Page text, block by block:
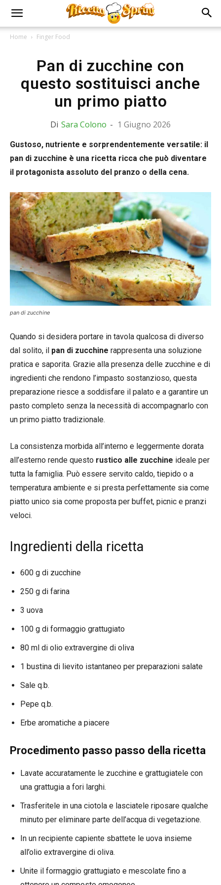
Home Finger Food
Pan di zucchine con
questo sostituisci anche
un primo piatto
Di Sara Colono - 1 Giugno 2026
Gustoso, nutriente e sorprendentemente versatile: il
pan di zucchine è una ricetta ricca che può diventare
il protagonista assoluto del pranzo o della cena.
pan di zucchine
Quando si desidera portare in tavola qualcosa di diverso
dal solito, il pan di zucchine rappresenta una soluzione
pratica e saporita. Grazie alla presenza delle zucchine e di
ingredienti che rendono l’impasto sostanzioso, questa
preparazione riesce a soddisfare il palato e a garantire un
pasto completo senza la necessità di accompagnarlo con
un primo piatto tradizionale.
La consistenza morbida all’interno e leggermente dorata
all’esterno rende questo rustico alle zucchine ideale per
tutta la famiglia. Può essere servito caldo, tiepido o a
temperatura ambiente e si presta perfettamente sia come
piatto unico sia come proposta per buffet, picnic e pranzi
veloci.
Ingredienti della ricetta
600 g di zucchine
250 g di farina
3 uova
100 g di formaggio grattugiato
80 ml di olio extravergine di oliva
1 bustina di lievito istantaneo per preparazioni salate
Sale q.b.
Pepe q.b.
Erbe aromatiche a piacere
Procedimento passo passo della ricetta
Lavate accuratamente le zucchine e grattugiatele con
una grattugia a fori larghi.
Trasferitele in una ciotola e lasciatele riposare qualche
minuto per eliminare parte dell’acqua di vegetazione.
In un recipiente capiente sbattete le uova insieme
all’olio extravergine di oliva.
Unite il formaggio grattugiato e mescolate fino a